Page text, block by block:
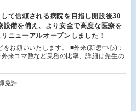
て信頼される病院を目指し開設後30
設備を備え、より安全で高度な医療を
ニューアルオープンしました！
をお願いいたします。 ■外来(新患中心)：
来コマ数など業務の比率、詳細は先生の
免許